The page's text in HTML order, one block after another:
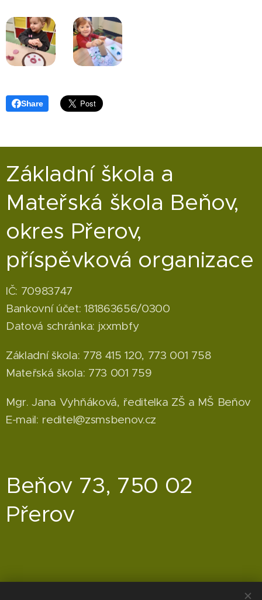
Share
Základní škola a
Mateřská škola Beňov,
okres Přerov,
příspěvková organizace
IČ: 70983747
Bankovní účet: 181863656/0300
Datová schránka: jxxmbfy
Základní škola: 778 415 120, 773 001 758
Mateřská škola: 773 001 759
Mgr. Jana Vyhňáková, ředitelka ZŠ a MŠ Beňov
E-mail: reditel@zsmsbenov.cz
Beňov 73, 750 02
Přerov